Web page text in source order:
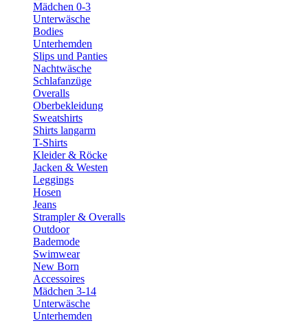
Mädchen 0-3
Unterwäsche
Bodies
Unterhemden
Slips und Panties
Nachtwäsche
Schlafanzüge
Overalls
Oberbekleidung
Sweatshirts
Shirts langarm
T-Shirts
Kleider & Röcke
Jacken & Westen
Leggings
Hosen
Jeans
Strampler & Overalls
Outdoor
Bademode
Swimwear
New Born
Accessoires
Mädchen 3-14
Unterwäsche
Unterhemden